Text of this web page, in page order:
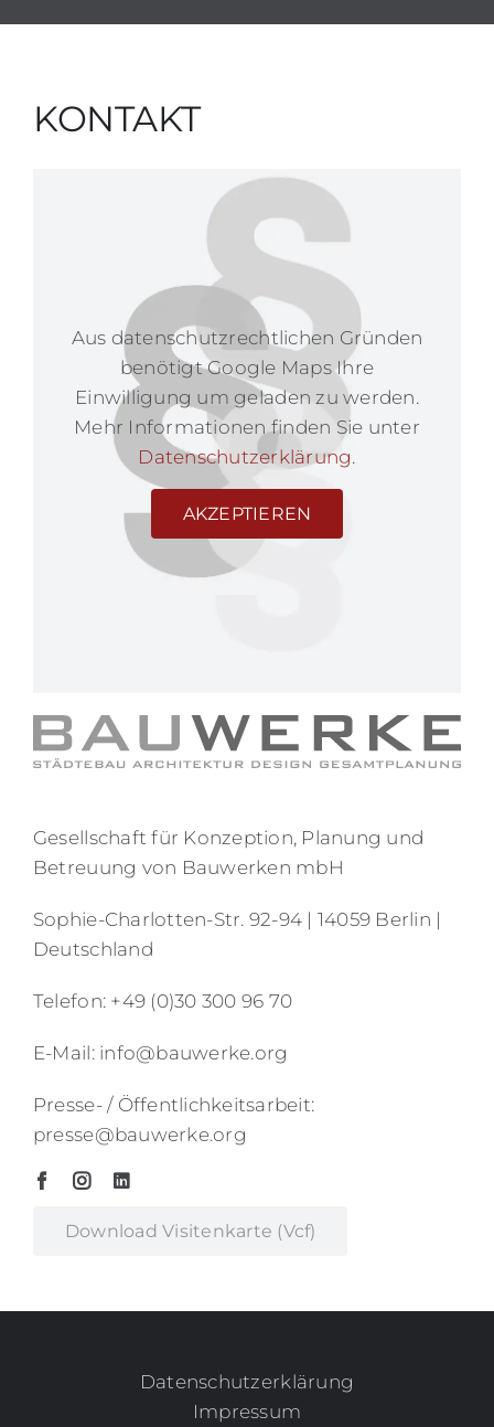
KONTAKT
Aus datenschutzrechtlichen Gründen
benötigt Google Maps Ihre
Einwilligung um geladen zu werden.
Mehr Informationen finden Sie unter
Datenschutzerklärung.
AKZEPTIEREN
Gesellschaft für Konzeption, Planung und
Betreuung von Bauwerken mbH
Sophie-Charlotten-Str. 92-94 | 14059 Berlin |
Deutschland
Telefon: +49 (0)30 300 96 70
E-Mail: info@bauwerke.org
Presse- / Öffentlichkeitsarbeit:
presse@bauwerke.org
Download Visitenkarte (vcf)
Datenschutzerklärung
Impressum